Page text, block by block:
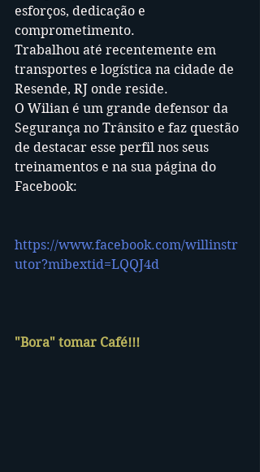
esforços, dedicação e
comprometimento.
Trabalhou até recentemente em
transportes e logística na cidade de
Resende, RJ onde reside.
O Wilian é um grande defensor da
Segurança no Trânsito e faz questão
de destacar esse perfil nos seus
treinamentos e na sua página do
Facebook:
https://www.facebook.com/willinstr
utor?mibextid=LQQJ4d
"Bora" tomar Café!!!